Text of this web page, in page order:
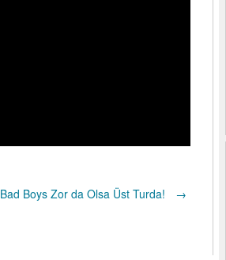
Bad Boys Zor da Olsa Üst Turda! →